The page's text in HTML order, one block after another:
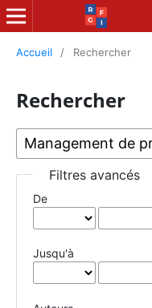
Accueil / Rechercher
Rechercher
Filtres avancés
De
Jusqu'à